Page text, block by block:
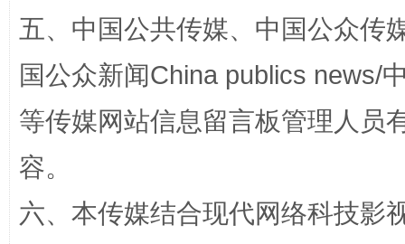
扯下公款旅游的“隐身衣” 如何以
五、中国公共传媒、中国公众传
国公众新闻China publics news/
等传媒网站信息留言板管理人员
容。
六、本传媒结合现代网络科技影